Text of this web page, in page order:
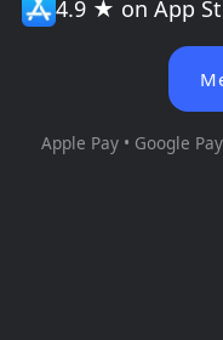
4.9 ★ on App
Apple Pay • Google